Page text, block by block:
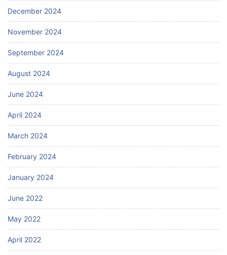
December 2024
November 2024
September 2024
August 2024
June 2024
April 2024
March 2024
February 2024
January 2024
June 2022
May 2022
April 2022